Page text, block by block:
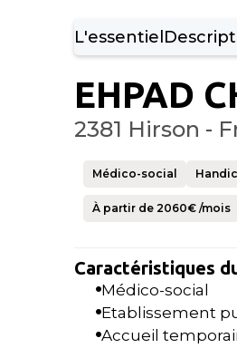
L'essentiel
EHPAD
2381 Hirson -
Médico-social
À partir de 2060€ /mois
Caractéristiques
Médico-social
Etablissement
Accueil